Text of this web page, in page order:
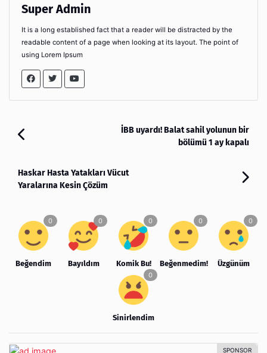
Super Admin
It is a long established fact that a reader will be distracted by the
readable content of a page when looking at its layout. The point of
using Lorem Ipsum
İBB uyardı! Balat sahil yolunun bir
bölümü 1 ay kapalı
Haskar Hasta Yatakları Vücut
Yaralarına Kesin Çözüm
Beğendim Bayıldım Komik Bu! Beğenmedim! Üzgünüm
Sinirlendim